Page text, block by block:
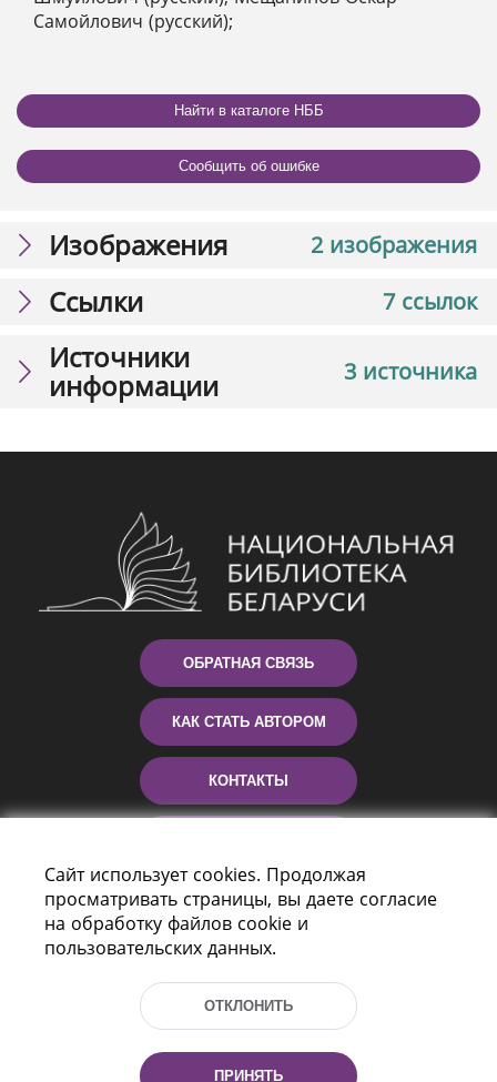
Самойлович (русский);
Найти в каталоге НББ
Сообщить об ошибке
2 изображения
Изображения
7 ссылок
Ссылки
3 источника
Источники
информации
ОБРАТНАЯ СВЯЗЬ
КАК СТАТЬ АВТОРОМ
КОНТАКТЫ
Пр-т Независимости 116
г. Минск, Республика Беларусь, 220114
Сайт использует cookies. Продолжая
просматривать страницы, вы даете согласие
на обработку файлов cookie и
пользовательских данных.
ОТКЛОНИТЬ
ПРИНЯТЬ